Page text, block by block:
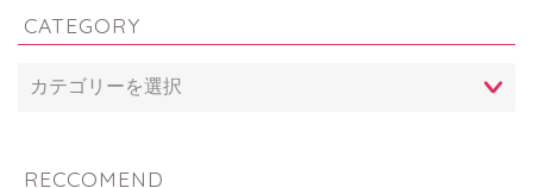
CATEGORY
RECCOMEND